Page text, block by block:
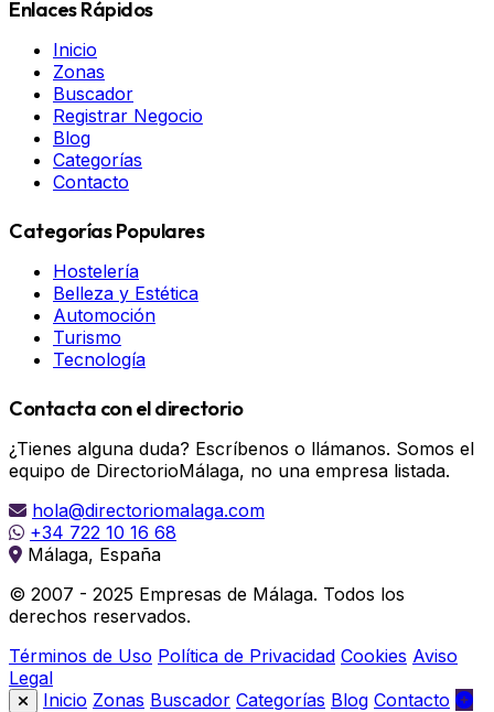
Enlaces Rápidos
Inicio
Zonas
Buscador
Registrar Negocio
Blog
Categorías
Contacto
Categorías Populares
Hostelería
Belleza y Estética
Automoción
Turismo
Tecnología
Contacta con el directorio
¿Tienes alguna duda? Escríbenos o llámanos. Somos el
equipo de DirectorioMálaga, no una empresa listada.
hola@directoriomalaga.com
+34 722 10 16 68
Málaga, España
© 2007 - 2025 Empresas de Málaga. Todos los
derechos reservados.
Términos de Uso Política de Privacidad Cookies Aviso
Legal
Inicio Zonas Buscador Categorías Blog Contacto